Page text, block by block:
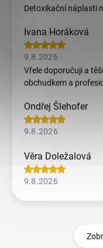
Detoxikační náplasti
Ivana Horáková
9.8.2026
Vřele doporučuji a
obchudkem a
Ondřej Šlehofer
9.8.2026
Věra Doležalová
9.8.2026